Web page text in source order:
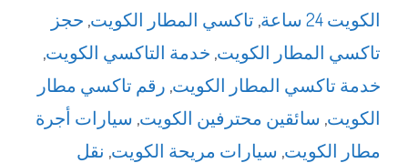
الكويت 24 ساعة
, تاكسي المطار الكويت, حجز
تاكسي المطار الكويت, خدمة التاكسي الكويت,
خدمة تاكسي المطار الكويت, رقم تاكسي مطار
الكويت, سائقين محترفين الكويت, سيارات أجرة
مطار الكويت, سيارات مريحة الكويت, نقل